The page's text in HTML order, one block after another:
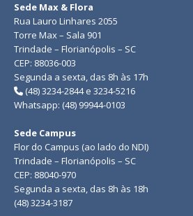
Sede Max & Flora
Rua Lauro Linhares 2055
Torre Max – Sala 901
Trindade – Florianópolis – SC
CEP: 88036-003
Segunda a sexta, das 8h às 17h
(48) 3234-2844 e 3234-5216
Whatsapp: (48) 99944-0103
Sede Campus
Flor do Campus (ao lado do NDI)
Trindade – Florianópolis – SC
CEP: 88040-970
Segunda a sexta, das 8h às 18h
(48) 3234-3187